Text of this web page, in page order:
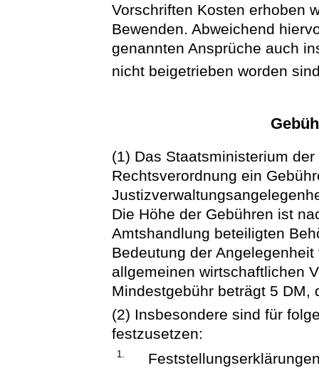
Vorschriften Kosten erhoben
Bewenden. Abweichend
genannten Ansprüche auch
nicht beigetrieben worden
(1) Das Staatsministerium
Rechtsverordnung ein
Die Höhe der Gebühren ist
Amtshandlung beteiligten
Bedeutung der
allgemeinen wirtschaftlichen
Mindestgebühr beträgt 5 DM,
(2) Insbesondere sind für
festzusetzen:
1.